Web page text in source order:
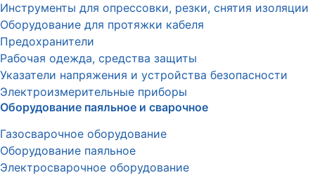
Инструменты для опрессовки, резки, снятия изоляции
Оборудование для протяжки кабеля
Предохранители
Рабочая одежда, средства защиты
Указатели напряжения и устройства безопасности
Электроизмерительные приборы
Оборудование паяльное и сварочное
Газосварочное оборудование
Оборудование паяльное
Электросварочное оборудование